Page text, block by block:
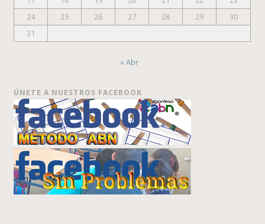
24
25 26 27 28 29
30
31
« Abr
ÚNETE A NUESTROS FACEBOOK